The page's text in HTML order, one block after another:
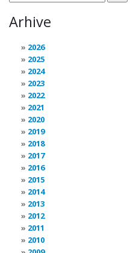
Arhive
2026
2025
2024
2023
2022
2021
2020
2019
2018
2017
2016
2015
2014
2013
2012
2011
2010